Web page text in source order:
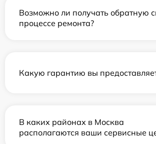
Возможно ли получать обратную
процессе ремонта?
Какую гарантию вы
В каких районах в Москва
располагаются ваши сервисные